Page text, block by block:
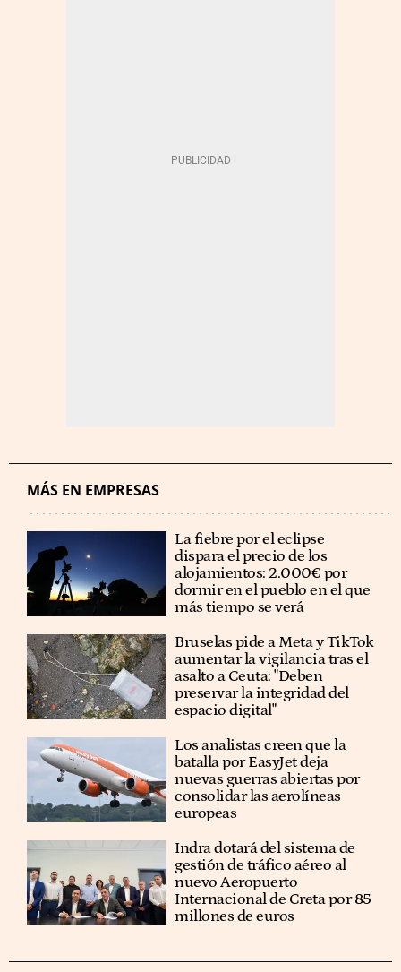
MÁS EN EMPRESAS
La fiebre por el eclipse
dispara el precio de los
alojamientos: 2.000€ por
dormir en el pueblo en el que
más tiempo se verá
Bruselas pide a Meta y TikTok
aumentar la vigilancia tras el
asalto a Ceuta: "Deben
preservar la integridad del
espacio digital"
Los analistas creen que la
batalla por EasyJet deja
nuevas guerras abiertas por
consolidar las aerolíneas
europeas
Indra dotará del sistema de
gestión de tráfico aéreo al
nuevo Aeropuerto
Internacional de Creta por 85
millones de euros